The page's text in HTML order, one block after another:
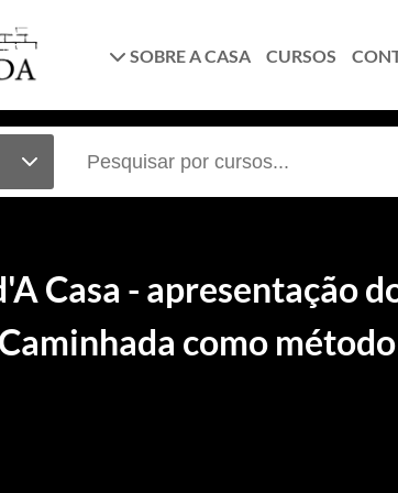
SOBRE A CASA CURSOS
Casa - apresentação
como